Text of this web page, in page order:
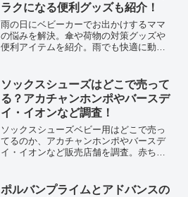
ラクになる便利グッズも紹介！
雨の日にベビーカーでお出かけするママ
の悩みを解決。傘や荷物の対策グッズや
便利アイテムを紹介。雨でも快適に動き
ソックスシューズはどこで売って
る？アカチャンホンポやバースデ
イ・イオンなど調査！
ソックスシューズベビー用はどこで売っ
てるのか、アカチャンホンポやバースデ
イ・イオンなど販売店舗を調査。赤ちゃ
ポルバンプライムとアドバンスの